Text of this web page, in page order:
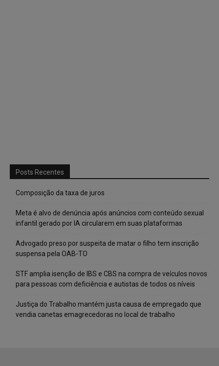
Posts Recentes
Composição da taxa de juros
Meta é alvo de denúncia após anúncios com conteúdo sexual
infantil gerado por IA circularem em suas plataformas
Advogado preso por suspeita de matar o filho tem inscrição
suspensa pela OAB-TO
STF amplia isenção de IBS e CBS na compra de veículos novos
para pessoas com deficiência e autistas de todos os níveis
Justiça do Trabalho mantém justa causa de empregado que
vendia canetas emagrecedoras no local de trabalho